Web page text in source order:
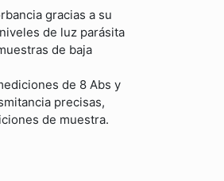
gracias a su
de luz parásita
de baja
de 8 Abs y
precisas,
de muestra.